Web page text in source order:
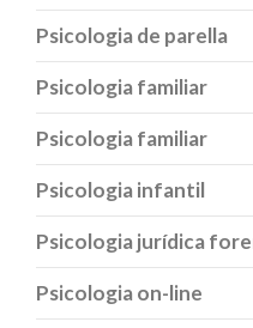
Psicologia de parella
Psicologia familiar
Psicologia familiar
Psicologia infantil
Psicologia jurídica
Psicologia on-line